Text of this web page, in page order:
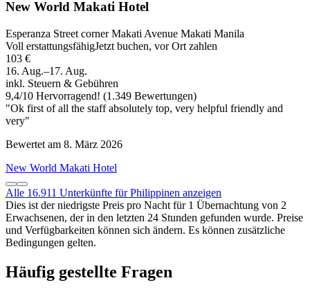
New World Makati Hotel
Esperanza Street corner Makati Avenue Makati Manila
Voll erstattungsfähigJetzt buchen, vor Ort zahlen
103 €
16. Aug.–17. Aug.
inkl. Steuern & Gebühren
9,4/10 Hervorragend! (1.349 Bewertungen)
"Ok first of all the staff absolutely top, very helpful friendly and
very"
Bewertet am 8. März 2026
New World Makati Hotel
Alle 16.911 Unterkünfte für Philippinen anzeigen
Dies ist der niedrigste Preis pro Nacht für 1 Übernachtung von 2
Erwachsenen, der in den letzten 24 Stunden gefunden wurde. Preise
und Verfügbarkeiten können sich ändern. Es können zusätzliche
Bedingungen gelten.
Häufig gestellte Fragen